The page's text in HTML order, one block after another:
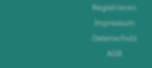
Registrieren
Impressum
Datenschutz
AGB